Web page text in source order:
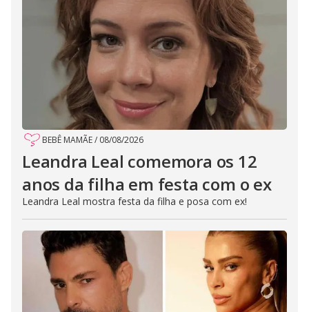
BEBÊ MAMÃE/ 08/08/2026
Leandra Leal comemora os 12
anos da filha em festa com o ex
Leandra Leal mostra festa da filha e posa com ex!